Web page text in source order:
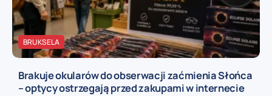
BRUKSELA
Brakuje okularów do obserwacji zaćmienia Słońca
– optycy ostrzegają przed zakupami w internecie